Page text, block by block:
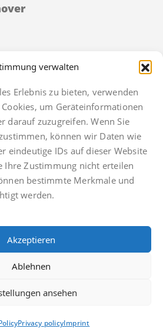
verwalten
Erlebnis zu bieten, verwenden
um Geräteinformationen
darauf zuzugreifen. Wenn Sie
können wir Daten wie
eindeutige IDs auf dieser Website
Ihre Zustimmung nicht erteilen
bestimmte Merkmale und
werden.
Akzeptieren
Ablehnen
ansehen
Privacy policyImprint
bis 21 Uhr
Rechtsanwälte PartGmbB